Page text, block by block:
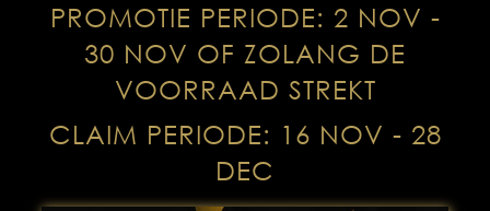
PROMOTIE PERIODE: 2 NOV -
30 NOV OF ZOLANG DE
VOORRAAD STREKT
CLAIM PERIODE: 16 NOV - 28
DEC